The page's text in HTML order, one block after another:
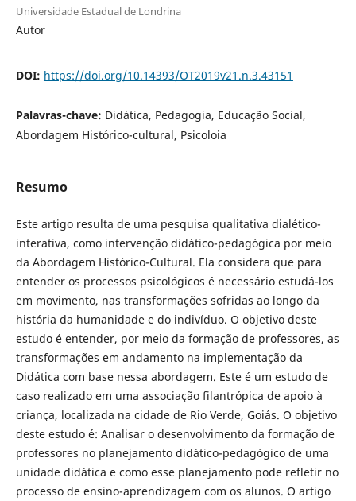
Universidade Estadual de Londrina
Autor
DOI: https://doi.org/10.14393/OT2019v21.n.3.43151
Palavras-chave: Didática, Pedagogia, Educação Social,
Abordagem Histórico-cultural, Psicoloia
Resumo
Este artigo resulta de uma pesquisa qualitativa dialético-
interativa, como intervenção didático-pedagógica por meio
da Abordagem Histórico-Cultural. Ela considera que para
entender os processos psicológicos é necessário estudá-los
em movimento, nas transformações sofridas ao longo da
história da humanidade e do indivíduo. O objetivo deste
estudo é entender, por meio da formação de professores, as
transformações em andamento na implementação da
Didática com base nessa abordagem. Este é um estudo de
caso realizado em uma associação filantrópica de apoio à
criança, localizada na cidade de Rio Verde, Goiás. O objetivo
deste estudo é: Analisar o desenvolvimento da formação de
professores no planejamento didático-pedagógico de uma
unidade didática e como esse planejamento pode refletir no
processo de ensino-aprendizagem com os alunos. O artigo